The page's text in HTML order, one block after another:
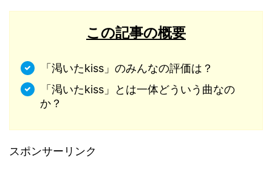
この記事の概要
「渇いたkiss」のみんなの評価は？
「渇いたkiss」とは一体どういう曲なの
か？
スポンサーリンク